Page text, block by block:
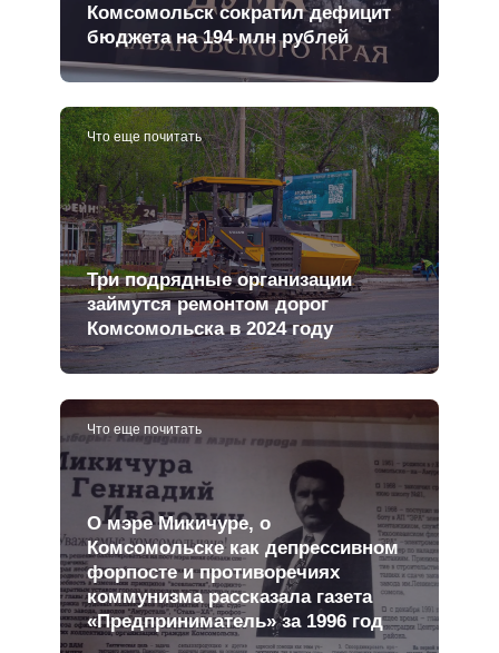
Комсомольск сократил дефицит
бюджета на 194 млн рублей
Что еще почитать
Три подрядные организации
займутся ремонтом дорог
Комсомольска в 2024 году
Что еще почитать
О мэре Микичуре, о
Комсомольске как депрессивном
форпосте и противоречиях
коммунизма рассказала газета
«Предприниматель» за 1996 год